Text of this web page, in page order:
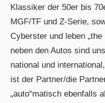
Klassiker der 50er bis
MGF/TF und Z-Serie,
Cyberster und leben
neben den Autos sind
national und
ist der Partner/die
„auto“matisch ebenfalls